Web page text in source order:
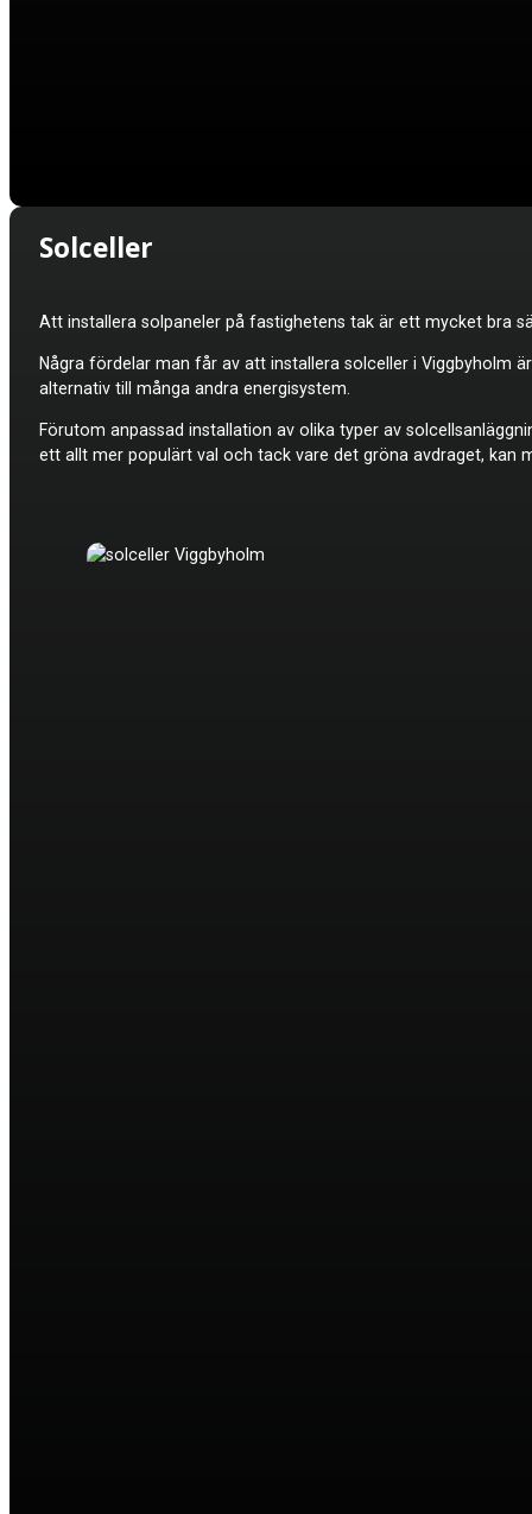
Solceller
Att installera solpaneler på fastighetens tak är ett mycket bra
Några fördelar man får av att installera solceller i Viggbyholm
alternativ till många andra energisystem.
Förutom anpassad installation av olika typer av
ett allt mer populärt val och tack vare det gröna avdraget, kan